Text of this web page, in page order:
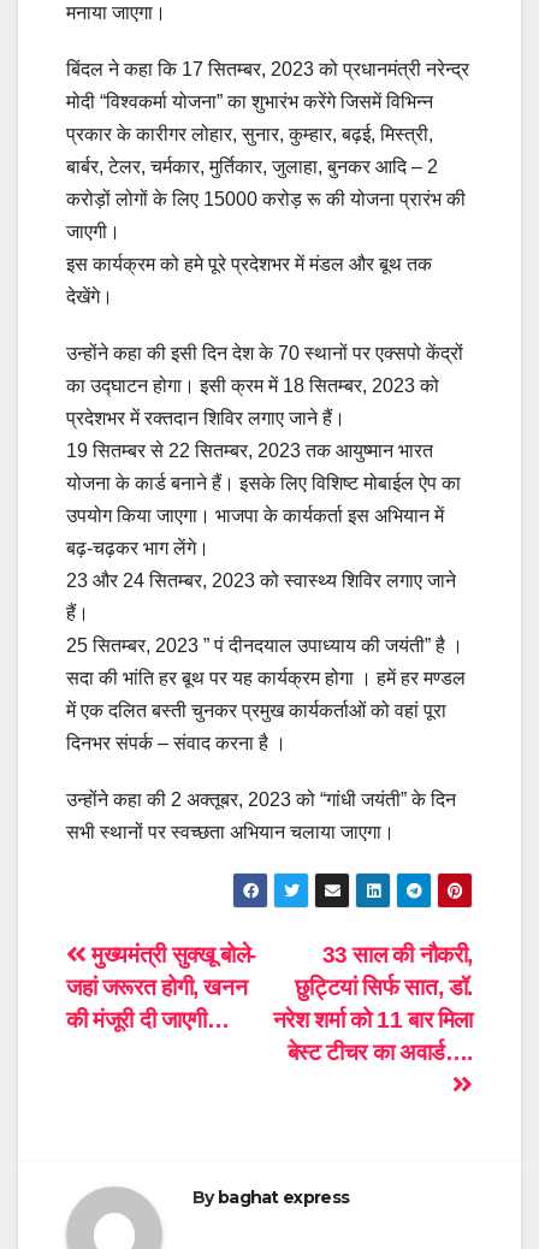
मनाया जाएगा।
बिंदल ने कहा कि 17 सितम्बर, 2023 को प्रधानमंत्री नरेन्द्र
मोदी “विश्वकर्मा योजना” का शुभारंभ करेंगे जिसमें विभिन्न
प्रकार के कारीगर लोहार, सुनार, कुम्हार, बढ़ई, मिस्त्री,
बार्बर, टेलर, चर्मकार, मुर्तिकार, जुलाहा, बुनकर आदि – 2
करोड़ों लोगों के लिए 15000 करोड़ रू की योजना प्रारंभ की
जाएगी।
इस कार्यक्रम को हमे पूरे प्रदेशभर में मंडल और बूथ तक
देखेंगे।
उन्होंने कहा की इसी दिन देश के 70 स्थानों पर एक्सपो केंद्रों
का उद्घाटन होगा। इसी क्रम में 18 सितम्बर, 2023 को
प्रदेशभर में रक्तदान शिविर लगाए जाने हैं।
19 सितम्बर से 22 सितम्बर, 2023 तक आयुष्मान भारत
योजना के कार्ड बनाने हैं। इसके लिए विशिष्ट मोबाईल ऐप का
उपयोग किया जाएगा। भाजपा के कार्यकर्ता इस अभियान में
बढ़-चढ़कर भाग लेंगे।
23 और 24 सितम्बर, 2023 को स्वास्थ्य शिविर लगाए जाने
हैं।
25 सितम्बर, 2023 ” पं दीनदयाल उपाध्याय की जयंती” है ।
सदा की भांति हर बूथ पर यह कार्यक्रम होगा । हमें हर मण्डल
में एक दलित बस्ती चुनकर प्रमुख कार्यकर्ताओं को वहां पूरा
दिनभर संपर्क – संवाद करना है ।
उन्होंने कहा की 2 अक्तूबर, 2023 को “गांधी जयंती” के दिन
सभी स्थानों पर स्वच्छता अभियान चलाया जाएगा।
Post
navigation
33 साल की नौकरी,
छुट्टियां सिर्फ सात, डॉ.
नरेश शर्मा को 11 बार मिला
बेस्ट टीचर का अवार्ड….
मुख्यमंत्री सुक्खू बोले-
जहां जरूरत होगी, खनन
की मंजूरी दी जाएगी…
Bybaghat express